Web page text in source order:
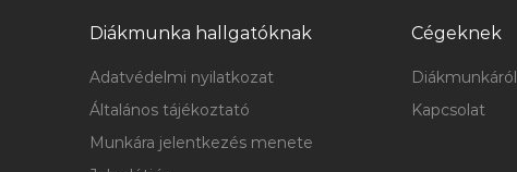
Diákmunka hallgatóknak
Adatvédelmi nyilatkozat
Általános tájékoztató
Munkára jelentkezés menete
Cégeknek
Diákmunkáról
Kapcsolat